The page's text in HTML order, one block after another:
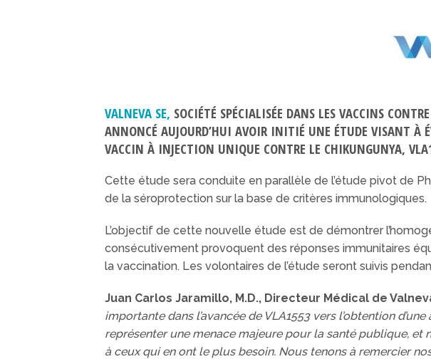
VALNEVA SE, SOCIÉTÉ SPÉCIALISÉE DANS LES VACCINS
ANNONCÉ AUJOURD’HUI AVOIR INITIÉ UNE ÉTUDE VISANT À
VACCIN À INJECTION UNIQUE CONTRE LE CHIKUNGUNYA,
Cette étude sera conduite en parallèle de l’étude pivot de
de la séroprotection sur la base de critères immunologiques.
L’objectif de cette nouvelle étude est de démontrer
consécutivement provoquent des réponses immunitaires
la vaccination. Les volontaires de l’étude seront suivis
Juan Carlos Jaramillo, M.D., Directeur Médical de
importante dans l’avancée de VLA1553 vers l’obtention
représenter une menace majeure pour la santé publique,
à ceux qui en ont le plus besoin. Nous tenons à remercier